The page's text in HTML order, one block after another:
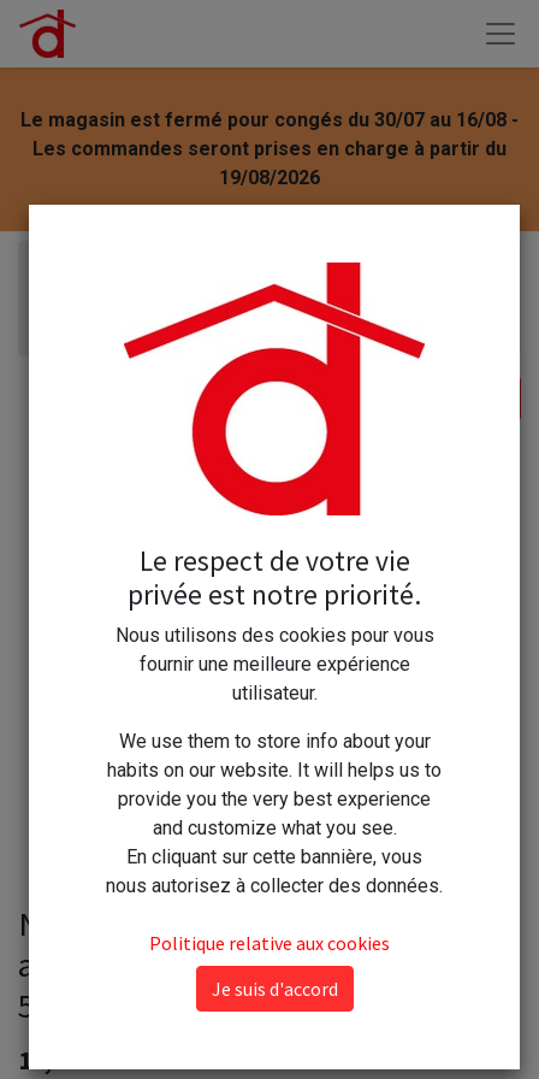
Le magasin est fermé pour congés du 30/07 au 16/08 -
Les commandes seront prises en charge à partir du
19/08/2026
Nuncas SportsWear Prétraitant anti odeur avant
lavage Sport vapo 500ml
Nuncas SportsWear Prétraitant
anti odeur avant lavage Sport vapo
500ml
12,00
Le respect de votre vie
privée est notre priorité.
Nous utilisons des cookies pour vous
fournir une meilleure expérience
utilisateur.
We use them to store info about your
habits on our website. It will helps us to
provide you the very best experience
and customize what you see.
En cliquant sur cette bannière, vous
nous autorisez à collecter des données.
Politique relative aux cookies
Je suis d'accord